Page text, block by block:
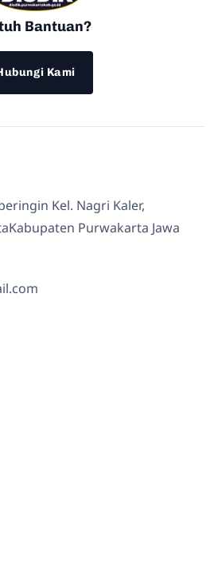
Bantuan?
Kami
Kel. Nagri Kaler,
Purwakarta Jawa